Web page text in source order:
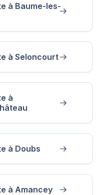
à Baume-les-
à Seloncourt
à
à Doubs
à Amancey